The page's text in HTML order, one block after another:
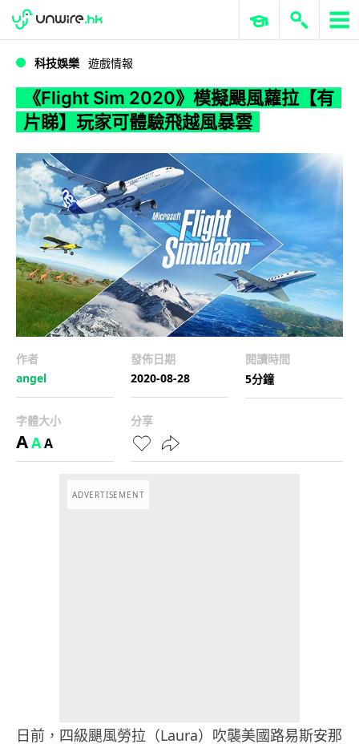
WWDC 2026 ERP 與商業 AI
科技娛樂 遊戲情報
《Flight Sim 2020》模擬颶風蘿拉【有
片睇】玩家可體驗飛越風暴雲
作者
angel
發佈日期
2020-08-28
閱讀時間
5分鐘
字體大小
AAA
分享
ADVERTISEMENT
日前，四級颶風勞拉（Laura）吹襲美國路易斯安那